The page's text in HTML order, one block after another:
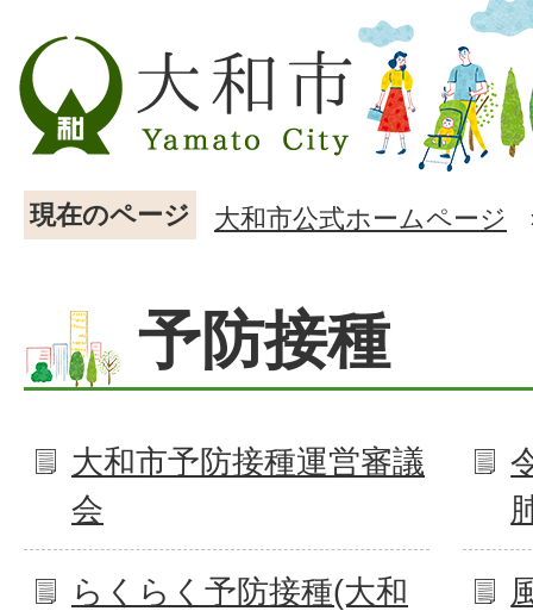
現在のページ 大和市公式ホームページ
予防接種
大和市予防接種運営審議
会
らくらく予防接種(大和